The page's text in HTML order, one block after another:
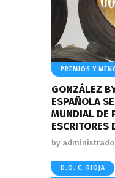
PREMIOS Y
GONZÁLEZ
ESPAÑOLA
MUNDIAL DE
ESCRITORES
by
D.O. C. RIOJA